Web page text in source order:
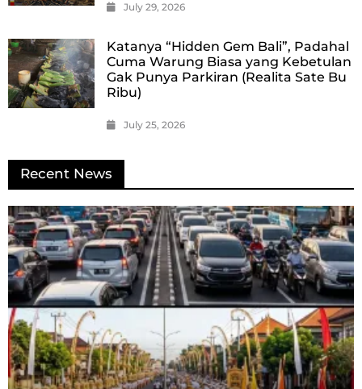
July 29, 2026
Katanya “Hidden Gem Bali”, Padahal
Cuma Warung Biasa yang Kebetulan
Gak Punya Parkiran (Realita Sate Bu
Ribu)
July 25, 2026
Recent News